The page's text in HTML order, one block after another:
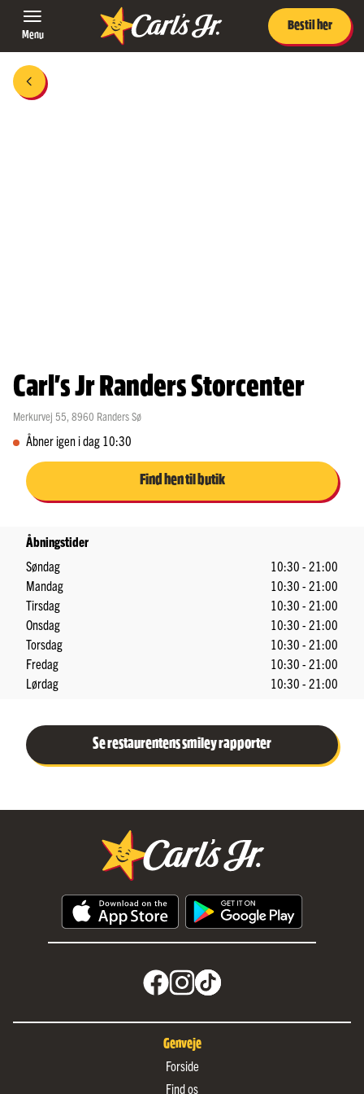
Menu
Bestil her
Carl's Jr Randers Storcenter
Merkurvej 55, 8960 Randers Sø
Åbner igen i dag 10:30
Find hen til butik
Åbningstider
Søndag
10:30 - 21:00
Mandag
10:30 - 21:00
Tirsdag
10:30 - 21:00
Onsdag
10:30 - 21:00
Torsdag
10:30 - 21:00
Fredag
10:30 - 21:00
Lørdag
10:30 - 21:00
Se restaurentens smiley rapporter
Genveje
Forside
Find os